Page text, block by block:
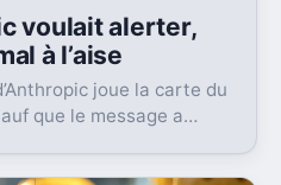
voulait alerter,
à l’aise
joue la carte du
que le message a